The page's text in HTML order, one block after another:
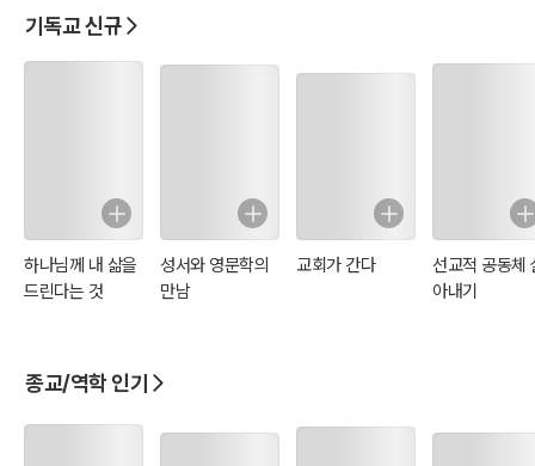
기독교 신규
하나님께 내 삶을
드린다는 것
성서와 영문학의
만남
교회가 간다
선교적 공동체
아내기
종교/역학 인기